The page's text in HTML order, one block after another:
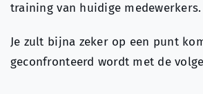
training van huidige medewerkers.
Je zult bijna zeker op een punt
geconfronteerd wordt met de